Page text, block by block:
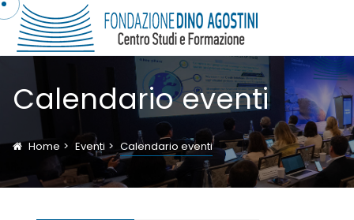
Calendario eventi
Home Eventi Calendario eventi